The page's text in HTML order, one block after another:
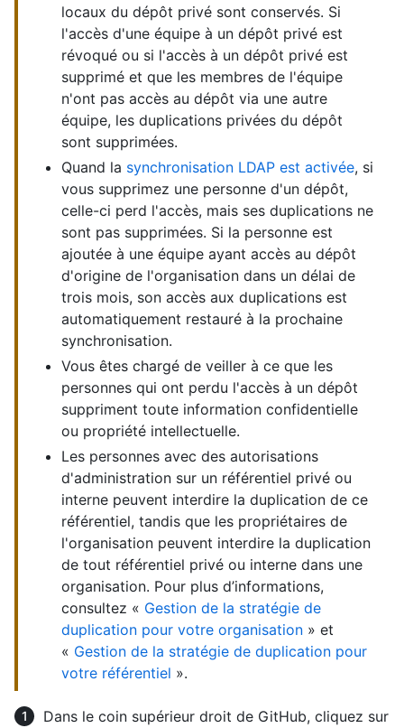
locaux du dépôt privé sont conservés. Si
l'accès d'une équipe à un dépôt privé est
révoqué ou si l'accès à un dépôt privé est
supprimé et que les membres de l'équipe
n'ont pas accès au dépôt via une autre
équipe, les duplications privées du dépôt
sont supprimées.
Quand la synchronisation LDAP est activée, si
vous supprimez une personne d'un dépôt,
celle-ci perd l'accès, mais ses duplications ne
sont pas supprimées. Si la personne est
ajoutée à une équipe ayant accès au dépôt
d'origine de l'organisation dans un délai de
trois mois, son accès aux duplications est
automatiquement restauré à la prochaine
synchronisation.
Vous êtes chargé de veiller à ce que les
personnes qui ont perdu l'accès à un dépôt
suppriment toute information confidentielle
ou propriété intellectuelle.
Les personnes avec des autorisations
d'administration sur un référentiel privé ou
interne peuvent interdire la duplication de ce
référentiel, tandis que les propriétaires de
l'organisation peuvent interdire la duplication
de tout référentiel privé ou interne dans une
organisation. Pour plus d’informations,
consultez « Gestion de la stratégie de
duplication pour votre organisation » et
« Gestion de la stratégie de duplication pour
votre référentiel ».
Dans le coin supérieur droit de GitHub, cliquez sur